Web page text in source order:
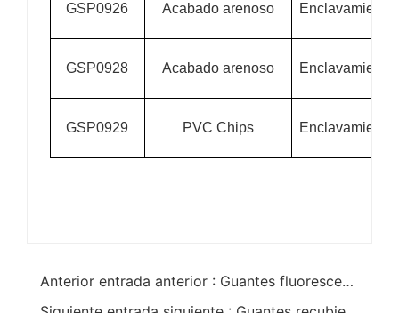
GSP0926 Acabado arenoso
GSP0928 Acabado arenoso
GSP0929 PVC Chips
Anterior entrada anterior : Guantes fluorescentes verdes reforzados con PVC recubiertos